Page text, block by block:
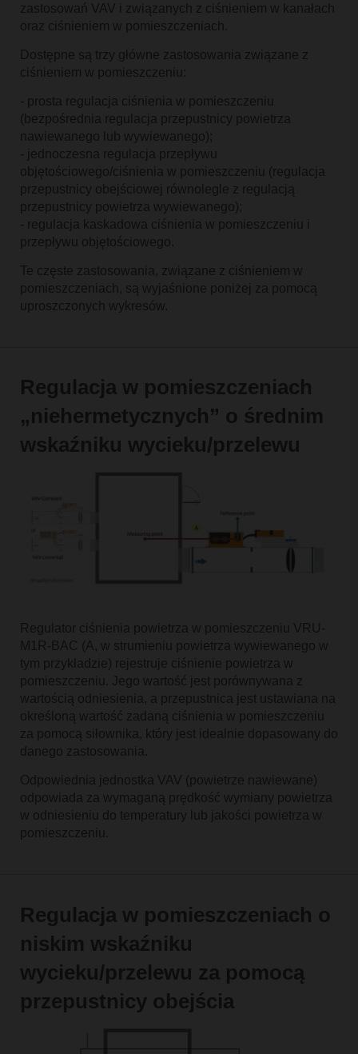
zastosowań VAV i związanych z ciśnieniem w kanałach
oraz ciśnieniem w pomieszczeniach.
Dostępne są trzy główne zastosowania związane z
ciśnieniem w pomieszczeniu:
- prosta regulacja ciśnienia w pomieszczeniu
(bezpośrednia regulacja przepustnicy powietrza
nawiewanego lub wywiewanego);
- jednoczesna regulacja przepływu
objętościowego/ciśnienia w pomieszczeniu (regulacja
przepustnicy obejściowej równolegle z regulacją
przepustnicy powietrza wywiewanego);
- regulacja kaskadowa ciśnienia w pomieszczeniu i
przepływu objętościowego.
Te częste zastosowania, związane z ciśnieniem w
pomieszczeniach, są wyjaśnione poniżej za pomocą
uproszczonych wykresów.
Regulacja w pomieszczeniach
„niehermetycznych” o średnim
wskaźniku wycieku/przelewu
Regulator ciśnienia powietrza w pomieszczeniu VRU-
M1R-BAC (A, w strumieniu powietrza wywiewanego w
tym przykładzie) rejestruje ciśnienie powietrza w
pomieszczeniu. Jego wartość jest porównywana z
wartością odniesienia, a przepustnica jest ustawiana na
określoną wartość zadaną ciśnienia w pomieszczeniu
za pomocą siłownika, który jest idealnie dopasowany do
danego zastosowania.
Odpowiednia jednostka VAV (powietrze nawiewane)
odpowiada za wymaganą prędkość wymiany powietrza
w odniesieniu do temperatury lub jakości powietrza w
pomieszczeniu.
Regulacja w pomieszczeniach o
niskim wskaźniku
wycieku/przelewu za pomocą
przepustnicy obejścia